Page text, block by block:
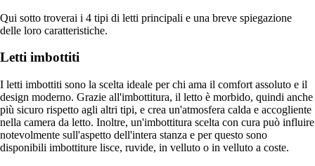
Qui sotto troverai i 4 tipi di letti principali e una breve spiegazione
delle loro caratteristiche.
Letti imbottiti
I letti imbottiti sono la scelta ideale per chi ama il comfort assoluto e il
design moderno. Grazie all'imbottitura, il letto è morbido, quindi anche
più sicuro rispetto agli altri tipi, e crea un'atmosfera calda e accogliente
nella camera da letto. Inoltre, un'imbottitura scelta con cura può influire
notevolmente sull'aspetto dell'intera stanza e per questo sono
disponibili imbottiture lisce, ruvide, in velluto o in velluto a coste.